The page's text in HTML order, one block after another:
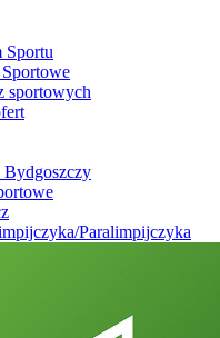
Sportu
sportowych
Bydgoszczy
Paralimpijczyka